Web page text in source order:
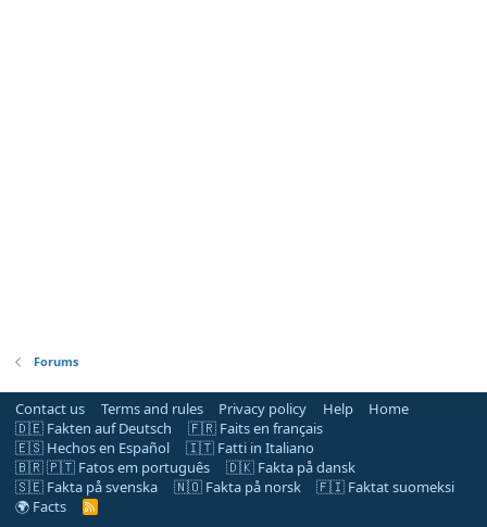
Forums
Contact us Terms and rules Privacy policy Help
Home
🇩🇪 Fakten auf Deutsch
🇫🇷 Faits en français
🇪🇸 Hechos en Español
🇮🇹 Fatti in Italiano
🇧🇷 🇵🇹 Fatos em português
🇩🇰 Fakta på dansk
🇸🇪 Fakta på svenska
🇳🇴 Fakta på norsk
🇫🇮 Faktat suomeksi
🌍 Facts
R